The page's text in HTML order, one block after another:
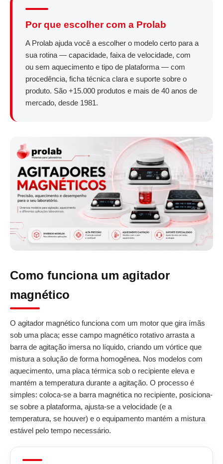
Por que escolher com a Prolab
A Prolab ajuda você a escolher o modelo certo para a
sua rotina — capacidade, faixa de velocidade, com
ou sem aquecimento e tipo de plataforma — com
procedência, ficha técnica clara e suporte sobre o
produto. São +15.000 produtos e mais de 40 anos de
mercado, desde 1981.
Como funciona um agitador
magnético
O agitador magnético funciona com um motor que gira ímãs
sob uma placa; esse campo magnético rotativo arrasta a
barra de agitação imersa no líquido, criando um vórtice que
mistura a solução de forma homogênea. Nos modelos com
aquecimento, uma placa térmica sob o recipiente eleva e
mantém a temperatura durante a agitação. O processo é
simples: coloca-se a barra magnética no recipiente, posiciona-
se sobre a plataforma, ajusta-se a velocidade (e a
temperatura, se houver) e o equipamento mantém a mistura
estável pelo tempo necessário.